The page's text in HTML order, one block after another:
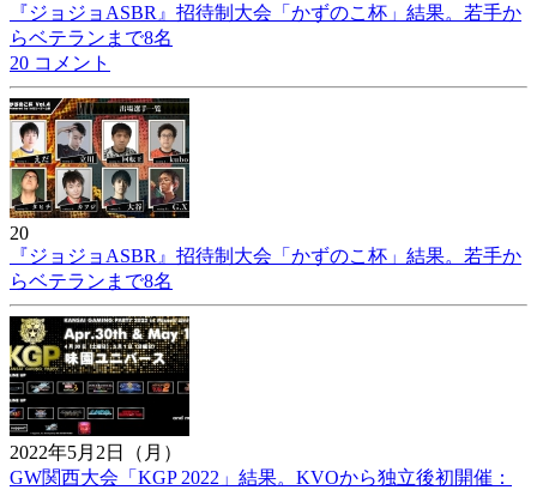
『ジョジョASBR』招待制大会「かずのこ杯」結果。若手か
らベテランまで8名
20 コメント
20
『ジョジョASBR』招待制大会「かずのこ杯」結果。若手か
らベテランまで8名
2022年5月2日（月）
GW関西大会「KGP 2022」結果。KVOから独立後初開催：